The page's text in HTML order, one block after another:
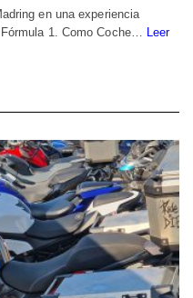
en una experiencia
1. Como Coche…
Leer